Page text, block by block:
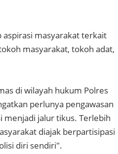
masyarakat terkait
masyarakat, tokoh adat,
di wilayah hukum Polres
perlunya pengawasan
menjadi jalur tikus. Terlebih
diajak berpartisipasi
diri sendiri".